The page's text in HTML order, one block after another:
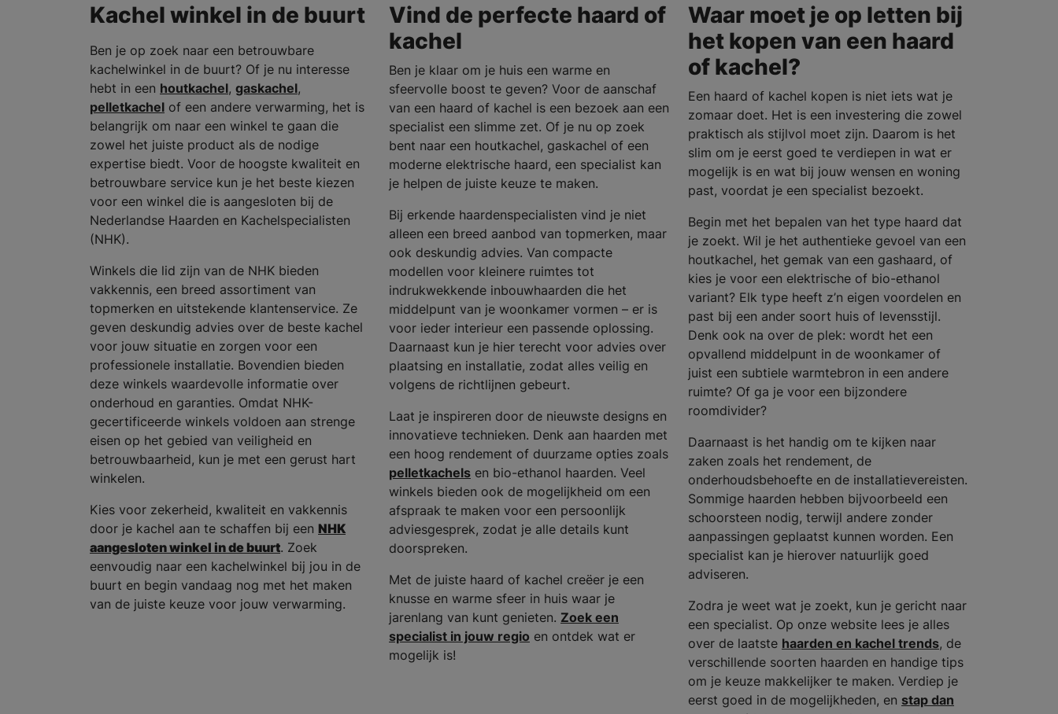
Kachel winkel in de buurt
Ben je op zoek naar een betrouwbare
kachelwinkel in de buurt? Of je nu interesse
hebt in een houtkachel, gaskachel,
pelletkachel of een andere verwarming, het is
belangrijk om naar een winkel te gaan die
zowel het juiste product als de nodige
expertise biedt. Voor de hoogste kwaliteit en
betrouwbare service kun je het beste kiezen
voor een winkel die is aangesloten bij de
Nederlandse Haarden en Kachelspecialisten
(NHK).
Winkels die lid zijn van de NHK bieden
vakkennis, een breed assortiment van
topmerken en uitstekende klantenservice. Ze
geven deskundig advies over de beste kachel
voor jouw situatie en zorgen voor een
professionele installatie. Bovendien bieden
deze winkels waardevolle informatie over
onderhoud en garanties. Omdat NHK-
gecertificeerde winkels voldoen aan strenge
eisen op het gebied van veiligheid en
betrouwbaarheid, kun je met een gerust hart
winkelen.
Kies voor zekerheid, kwaliteit en vakkennis
door je kachel aan te schaffen bij een NHK
aangesloten winkel in de buurt. Zoek
eenvoudig naar een kachelwinkel bij jou in de
buurt en begin vandaag nog met het maken
van de juiste keuze voor jouw verwarming.
Vind de perfecte haard of
kachel
Ben je klaar om je huis een warme en
sfeervolle boost te geven? Voor de aanschaf
van een haard of kachel is een bezoek aan een
specialist een slimme zet. Of je nu op zoek
bent naar een houtkachel, gaskachel of een
moderne elektrische haard, een specialist kan
je helpen de juiste keuze te maken.
Bij erkende haardenspecialisten vind je niet
alleen een breed aanbod van topmerken, maar
ook deskundig advies. Van compacte
modellen voor kleinere ruimtes tot
indrukwekkende inbouwhaarden die het
middelpunt van je woonkamer vormen – er is
voor ieder interieur een passende oplossing.
Daarnaast kun je hier terecht voor advies over
plaatsing en installatie, zodat alles veilig en
volgens de richtlijnen gebeurt.
Laat je inspireren door de nieuwste designs en
innovatieve technieken. Denk aan haarden met
een hoog rendement of duurzame opties zoals
pelletkachelsen bio-ethanol haarden. Veel
winkels bieden ook de mogelijkheid om een
afspraak te maken voor een persoonlijk
adviesgesprek, zodat je alle details kunt
doorspreken.
Met de juiste haard of kachel creëer je een
knusse en warme sfeer in huis waar je
jarenlang van kunt genieten. Zoek een
specialist in jouw regio en ontdek wat er
mogelijk is!
Waar moet je op letten bij
het kopen van een haard
of kachel?
Een haard of kachel kopen is niet iets wat je
zomaar doet. Het is een investering die zowel
praktisch als stijlvol moet zijn. Daarom is het
slim om je eerst goed te verdiepen in wat er
mogelijk is en wat bij jouw wensen en woning
past, voordat je een specialist bezoekt.
Begin met het bepalen van het type haard dat
je zoekt. Wil je het authentieke gevoel van een
houtkachel, het gemak van een gashaard, of
kies je voor een elektrische of bio-ethanol
variant? Elk type heeft z’n eigen voordelen en
past bij een ander soort huis of levensstijl.
Denk ook na over de plek: wordt het een
opvallend middelpunt in de woonkamer of
juist een subtiele warmtebron in een andere
ruimte? Of ga je voor een bijzondere
roomdivider?
Daarnaast is het handig om te kijken naar
zaken zoals het rendement, de
onderhoudsbehoefte en de installatievereisten.
Sommige haarden hebben bijvoorbeeld een
schoorsteen nodig, terwijl andere zonder
aanpassingen geplaatst kunnen worden. Een
specialist kan je hierover natuurlijk goed
adviseren.
Zodra je weet wat je zoekt, kun je gericht naar
een specialist. Op onze website lees je alles
over de laatste haarden en kachel trends, de
verschillende soorten haarden en handige tips
om je keuze makkelijker te maken. Verdiep je
eerst goed in de mogelijkheden, en stap dan